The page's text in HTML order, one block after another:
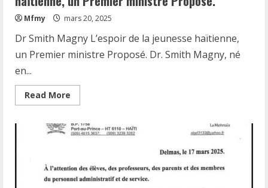
Mfmy mars 20, 2025
Dr Smith Magny L’espoir de la jeunesse haïtienne,
un Premier ministre Proposé. Dr. Smith Magny, né
en...
Read More
more
Smith
Magny
jeunesse
haïtienne,